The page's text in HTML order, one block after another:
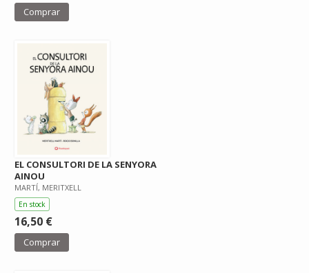
Comprar
EL CONSULTORI DE LA SENYORA
AINOU
MARTÍ, MERITXELL
En stock
16,50 €
Comprar